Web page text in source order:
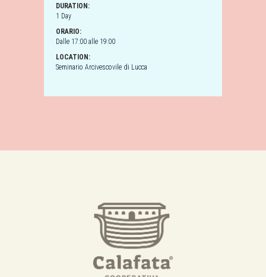
DURATION:
1 Day
ORARIO:
Dalle 17:00 alle 19:00
LOCATION:
Seminario Arcivescovile di Lucca